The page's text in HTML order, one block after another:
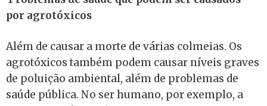
por agrotóxicos
Além de causar a morte de várias colmeias. Os
agrotóxicos também podem causar níveis graves
de poluição ambiental, além de problemas de
saúde pública. No ser humano, por exemplo, a